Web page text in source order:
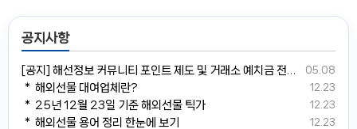
공지사항
05.08
[공지] 해선정보 커뮤니티 포인트 제도 및 거래소 예치금 전환 안내
12.23
＊ 해외선물 대여업체란?
12.23
＊ 25년 12월 23일 기준 해외선물 틱가
12.23
＊ 해외선물 용어 정리 한눈에 보기